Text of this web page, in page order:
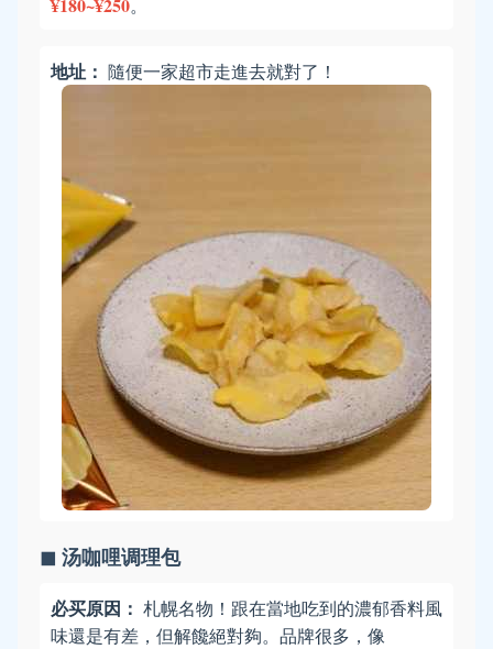
¥180~¥250。
地址： 隨便一家超市走進去就對了！
◼ 汤咖哩调理包
必买原因： 札幌名物！跟在當地吃到的濃郁香料風
味還是有差，但解饞絕對夠。品牌很多，像